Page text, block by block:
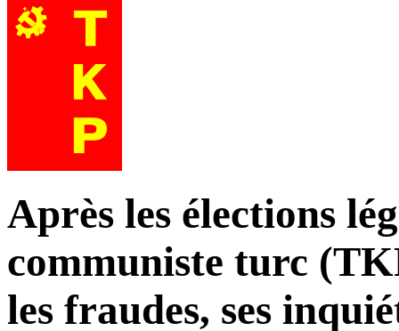
Après les élections
communiste turc
les fraudes, ses